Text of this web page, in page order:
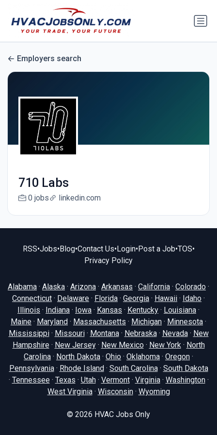
Employers search
710 Labs
0 jobs linkedin.com
RSS•Jobs•Blog•Contact Us•Login•Post a Job•TOS•
Privacy Policy
Alabama · Alaska · Arizona · Arkansas · California · Colorado ·
Connecticut · Delaware · Florida · Georgia · Hawaii · Idaho ·
Illinois · Indiana · Iowa · Kansas · Kentucky · Louisiana ·
Maine · Maryland · Massachusetts · Michigan · Minnesota ·
Mississippi· Missouri· Montana· Nebraska· Nevada· New
Hampshire· New Jersey· New Mexico· New York· North
Carolina · North Dakota · Ohio · Oklahoma · Oregon ·
Pennsylvania· Rhode Island · South Carolina· South Dakota
· Tennessee· Texas · Utah· Vermont· Virginia· Washington·
West Virginia· Wisconsin· Wyoming
© 2026 HVAC Jobs Only